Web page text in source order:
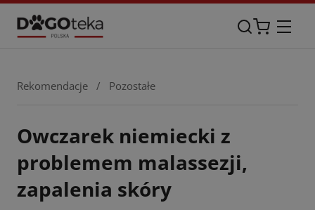
Rekomendacje / Pozostałe
Owczarek niemiecki z
problemem malassezji,
zapalenia skóry